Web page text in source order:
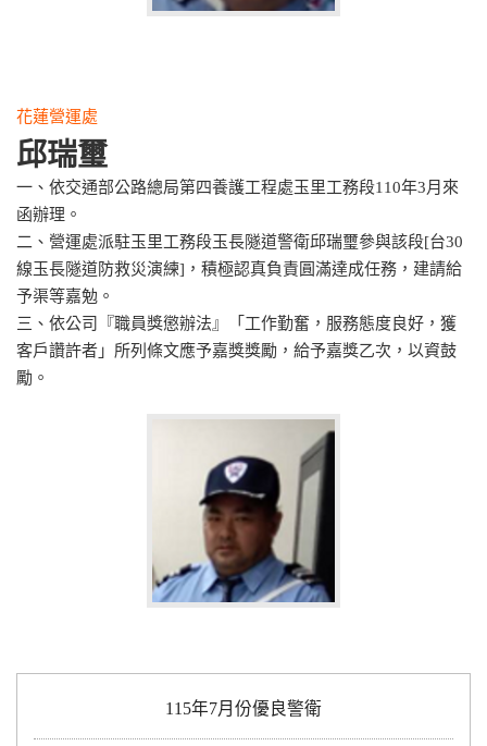
115年7月份優良警衛
花蓮營運處
邱瑞璽
一、依交通部公路總局第四養護工程處玉里工務段110年3月來
函辦理。
二、營運處派駐玉里工務段玉長隧道警衛邱瑞璽參與該段[台30
線玉長隧道防救災演練]，積極認真負責圓滿達成任務，建請給
予渠等嘉勉。
三、依公司『職員獎懲辦法』「工作勤奮，服務態度良好，獲
客戶讚許者」所列條文應予嘉獎獎勵，給予嘉獎乙次，以資鼓
勵。